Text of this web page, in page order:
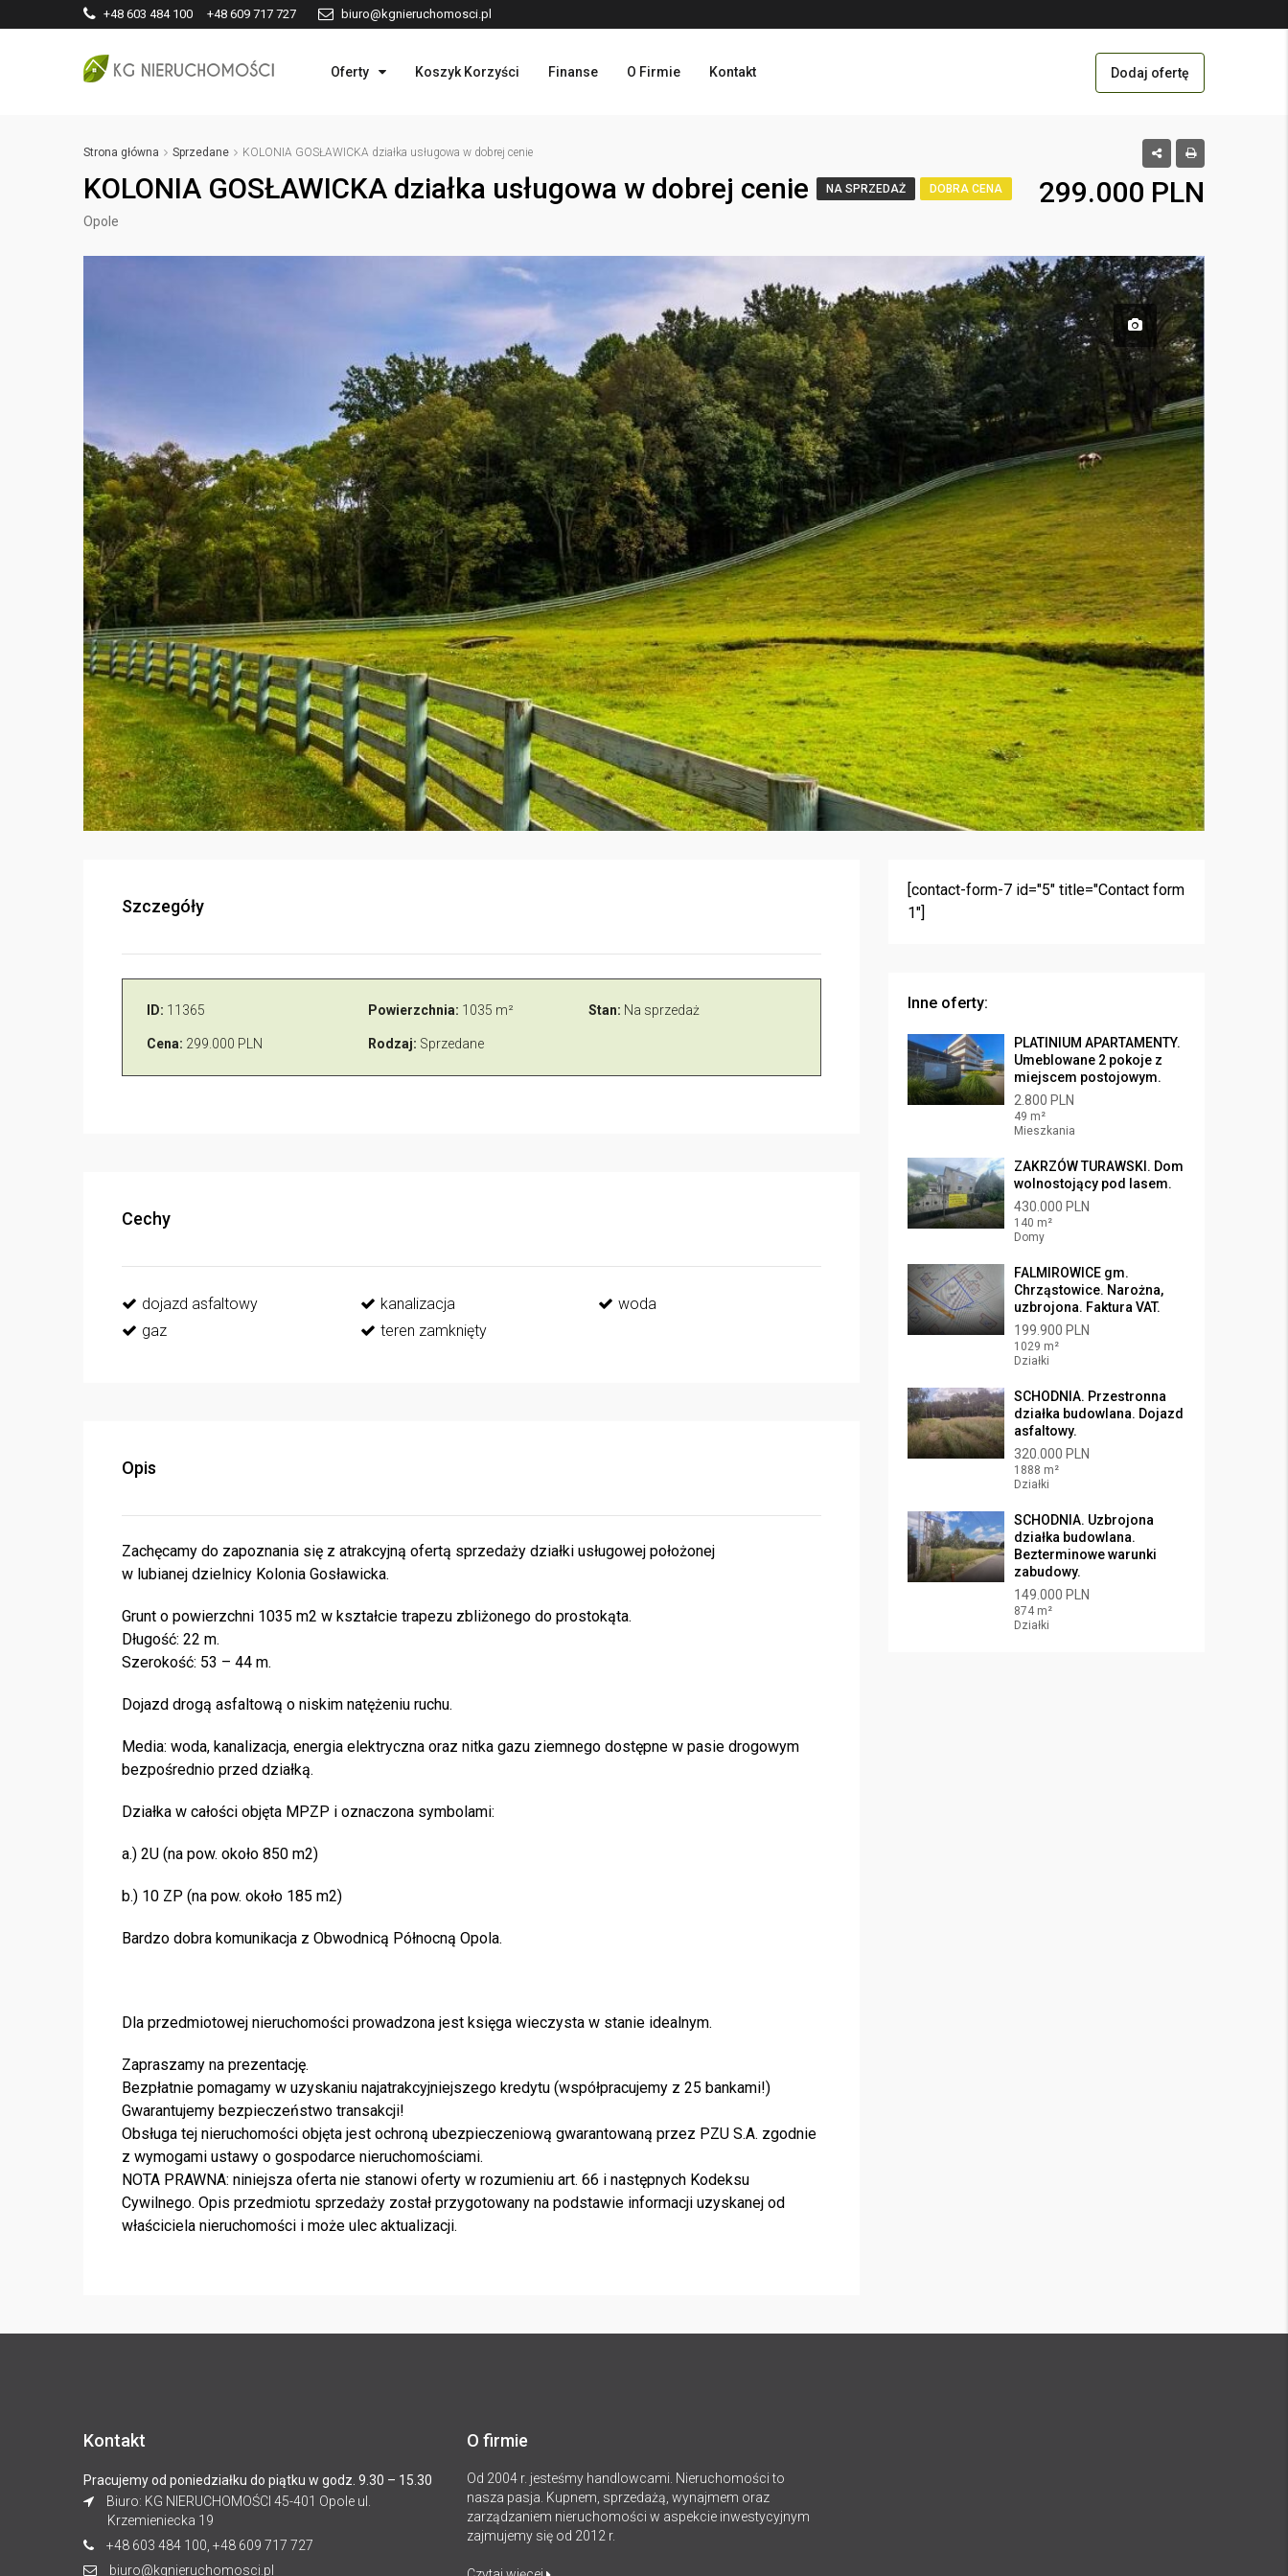
+48 603 484 100 +48 609 717 727 biuro@kgnieruchomosci.pl
Oferty Koszyk Korzyści Finanse O Firmie Kontakt Dodaj ofertę
Strona główna Sprzedane KOLONIA GOSŁAWICKA działka usługowa w dobrej cenie
KOLONIA GOSŁAWICKA działka usługowa w dobrej cenie NA SPRZEDAŻ DOBRA CENA
Opole
299.000 PLN
Szczegóły
ID: 11365
Cena: 299.000 PLN
Powierzchnia: 1035 m²
Rodzaj: Sprzedane
Stan: Na sprzedaż
Cechy
dojazd asfaltowy
gaz
kanalizacja
teren zamknięty
woda
Opis
Zachęcamy do zapoznania się z atrakcyjną ofertą sprzedaży działki usługowej położonej
w lubianej dzielnicy Kolonia Gosławicka.
Grunt o powierzchni 1035 m2 w kształcie trapezu zbliżonego do prostokąta.
Długość: 22 m.
Szerokość: 53 – 44 m.
Dojazd drogą asfaltową o niskim natężeniu ruchu.
Media: woda, kanalizacja, energia elektryczna oraz nitka gazu ziemnego dostępne w pasie drogowym
bezpośrednio przed działką.
Działka w całości objęta MPZP i oznaczona symbolami:
a.) 2U (na pow. około 850 m2)
b.) 10 ZP (na pow. około 185 m2)
Bardzo dobra komunikacja z Obwodnicą Północną Opola.
Dla przedmiotowej nieruchomości prowadzona jest księga wieczysta w stanie idealnym.
Zapraszamy na prezentację.
Bezpłatnie pomagamy w uzyskaniu najatrakcyjniejszego kredytu (współpracujemy z 25 bankami!)
Gwarantujemy bezpieczeństwo transakcji!
Obsługa tej nieruchomości objęta jest ochroną ubezpieczeniową gwarantowaną przez PZU S.A. zgodnie
z wymogami ustawy o gospodarce nieruchomościami.
NOTA PRAWNA: niniejsza oferta nie stanowi oferty w rozumieniu art. 66 i następnych Kodeksu
Cywilnego. Opis przedmiotu sprzedaży został przygotowany na podstawie informacji uzyskanej od
właściciela nieruchomości i może ulec aktualizacji.
[contact-form-7 id="5" title="Contact form
1"]
Inne oferty:
PLATINIUM APARTAMENTY.
Umeblowane 2 pokoje z
miejscem postojowym.
2.800 PLN
49 m²
Mieszkania
ZAKRZÓW TURAWSKI. Dom
wolnostojący pod lasem.
430.000 PLN
140 m²
Domy
FALMIROWICE gm.
Chrząstowice. Narożna,
uzbrojona. Faktura VAT.
199.900 PLN
1029 m²
Działki
SCHODNIA. Przestronna
działka budowlana. Dojazd
asfaltowy.
320.000 PLN
1888 m²
Działki
SCHODNIA. Uzbrojona
działka budowlana.
Bezterminowe warunki
zabudowy.
149.000 PLN
874 m²
Działki
Kontakt
Pracujemy od poniedziałku do piątku w godz. 9.30 – 15.30
Biuro: KG NIERUCHOMOŚCI 45-401 Opole ul.
Krzemieniecka 19
+48 603 484 100, +48 609 717 727
biuro@kgnieruchomosci.pl
O firmie
Od 2004 r. jesteśmy handlowcami. Nieruchomości to
nasza pasja. Kupnem, sprzedażą, wynajmem oraz
zarządzaniem nieruchomości w aspekcie inwestycyjnym
zajmujemy się od 2012 r.